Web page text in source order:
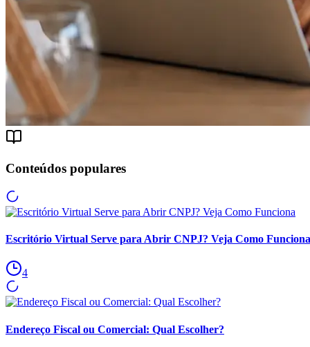
Conteúdos populares
Escritório Virtual Serve para Abrir CNPJ? Veja Como Funciona
4
Endereço Fiscal ou Comercial: Qual Escolher?